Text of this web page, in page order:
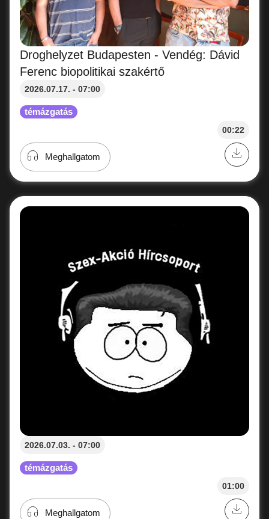
Droghelyzet Budapesten - Vendég: Dávid
Ferenc biopolitikai szakértő
2026.07.17. - 07:00
témázgatás
00:22
Meghallgatom
2026.07.03. - 07:00
témázgatás
01:00
Meghallgatom